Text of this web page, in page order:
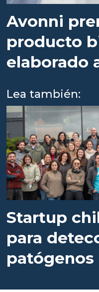
Avonni
producto
elaborado
Lea también:
Startup
para
patógenos